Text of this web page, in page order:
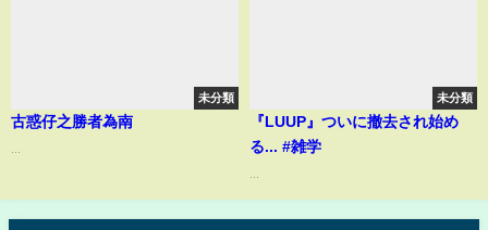
未分類
古惑仔之勝者為南
未分類
『LUUP』ついに撤去され始め
る... #雑学